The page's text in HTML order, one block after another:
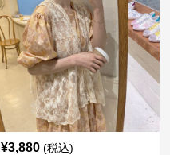
¥3,880 (税込)